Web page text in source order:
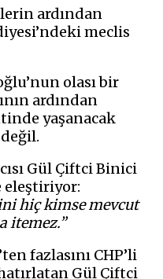
ardından
meclis
olası bir
ardından
yaşanacak
Gül Çiftci Binici
eleştiriyor:
hiç kimse mevcut
itemez.”
fazlasını CHP’li
Gül Çiftci